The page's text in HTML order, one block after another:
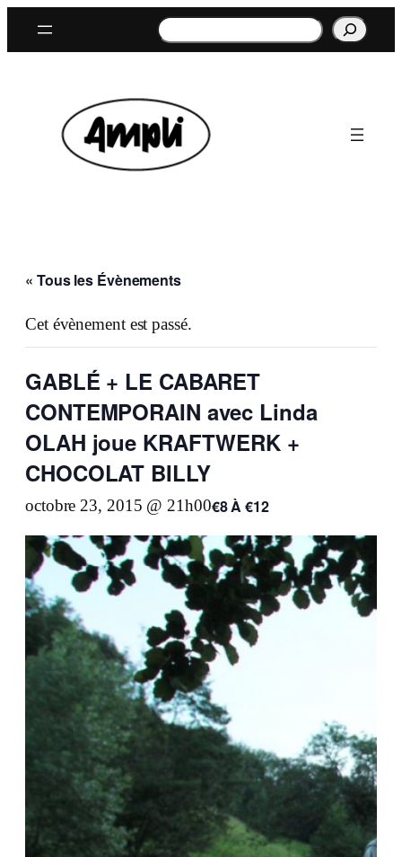
Rechercher
« Tous les Évènements
Cet évènement est passé.
GABLÉ + LE CABARET
CONTEMPORAIN avec Linda
OLAH joue KRAFTWERK +
CHOCOLAT BILLY
octobre 23, 2015 @ 21h00€8 À €12